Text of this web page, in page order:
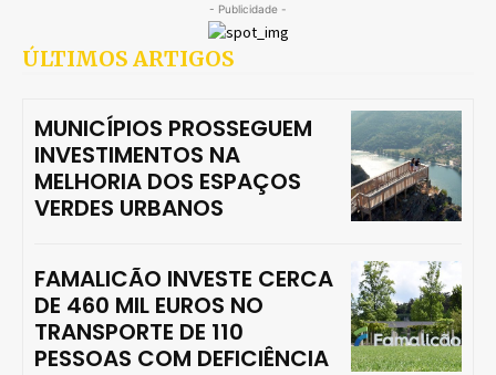
- Publicidade -
ÚLTIMOS ARTIGOS
MUNICÍPIOS PROSSEGUEM
INVESTIMENTOS NA
MELHORIA DOS ESPAÇOS
VERDES URBANOS
FAMALICÃO INVESTE CERCA
DE 460 MIL EUROS NO
TRANSPORTE DE 110
PESSOAS COM DEFICIÊNCIA